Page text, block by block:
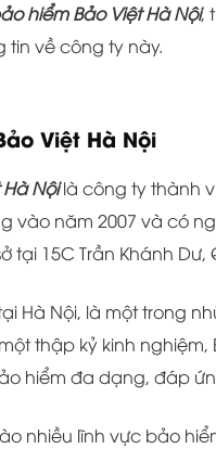
hiểm Bảo Việt Hà Nội,
về công ty này.
Việt Hà Nội
Nộilà công ty thành
vào năm 2007 và có
tại 15C Trần Khánh
Hà Nội, là một trong
thập kỷ kinh
hiểm đa dạng, đáp
nhiều lĩnh vực bảo